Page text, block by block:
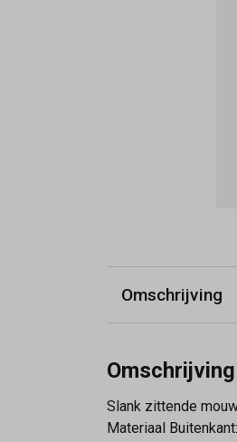
Omschrijving
Omschrijving
Slank zittende
Materiaal